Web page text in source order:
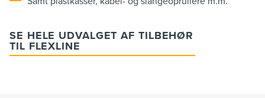
SE HELE UDVALGET AF TILBEHØR
TIL FLEXLINE